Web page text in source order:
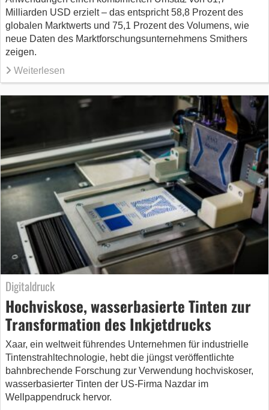
Milliarden USD erzielt – das entspricht 58,8 Prozent des
globalen Marktwerts und 75,1 Prozent des Volumens, wie
neue Daten des Marktforschungsunternehmens Smithers
zeigen.
Weiterlesen
Digitaldruck
Hochviskose, wasserbasierte Tinten zur
Transformation des Inkjetdrucks
Xaar, ein weltweit führendes Unternehmen für industrielle
Tintenstrahltechnologie, hebt die jüngst veröffentlichte
bahnbrechende Forschung zur Verwendung hochviskoser,
wasserbasierter Tinten der US-Firma Nazdar im
Wellpappendruck hervor.